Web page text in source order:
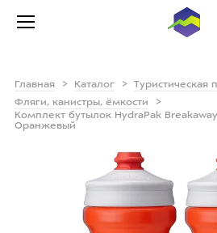
Главная Каталог
Туристическая
Фляги, канистры, ёмкости
Комплект бутылок HydraPak
Оранжевый